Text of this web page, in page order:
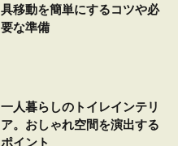
具移動を簡単にするコツや必
要な準備
一人暮らしのトイレインテリ
ア。おしゃれ空間を演出する
ポイント